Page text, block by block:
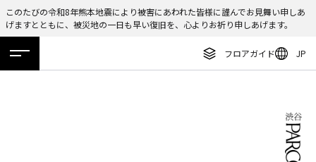
このたびの令和8年熊本地震により被害にあわれた皆様に謹んでお見舞い申しあ
げますとともに、被災地の一日も早い復旧を、心よりお祈り申しあげます。
フロアガイド JP
ホーム 特集 ニュース イベント アクセス
ENGLISH
繁体字